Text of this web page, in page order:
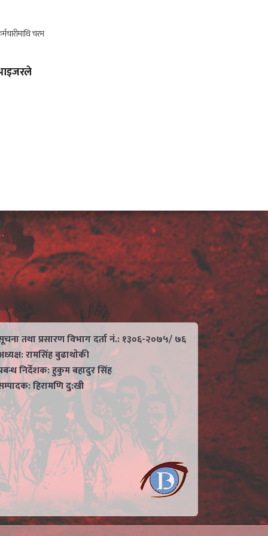
तथा प्रसारण विभाग दर्ता नं.: १३०६-२०७५/ ७६
रामसिंह बुढाथाेकी
निर्देशक: हुकुम बहादुर सिंह
हिरामणि दु:खी